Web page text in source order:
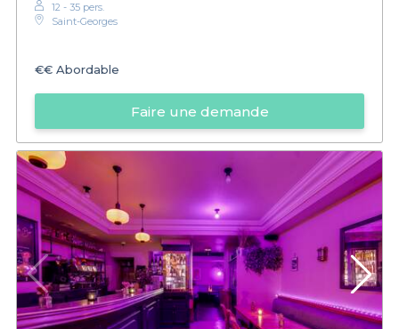
12 - 35 pers.
Saint-Georges
€€ Abordable
Faire une demande